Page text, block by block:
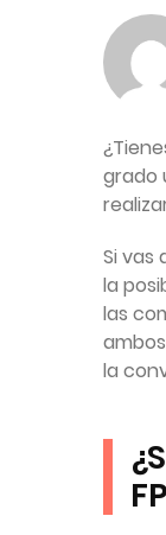
grado
Si vas
la
las
la